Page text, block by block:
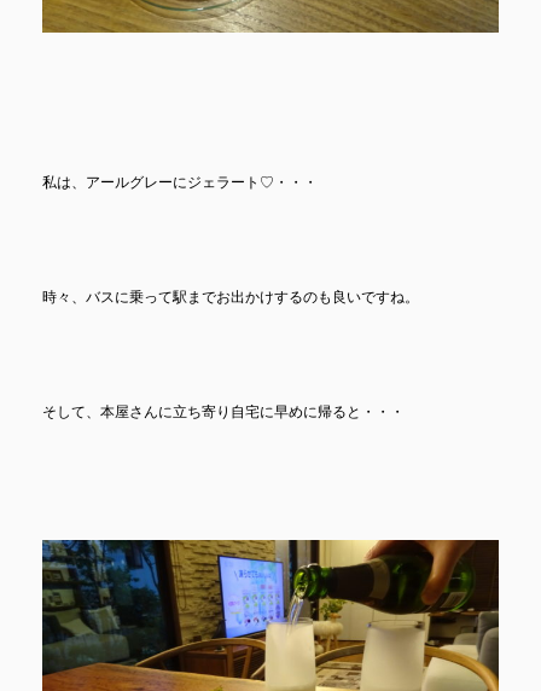
私は、アールグレーにジェラート♡・・・
時々、バスに乗って駅までお出かけするのも良いですね。
そして、本屋さんに立ち寄り自宅に早めに帰ると・・・